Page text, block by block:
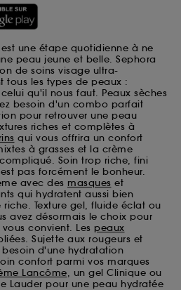
une étape quotidienne à ne
peau jeune et belle. Sephora
de soins visage ultra-
tous les types de peaux :
qu'il nous faut. Peaux sèches
besoin d'un combo parfait
pour retrouver une peau
riches et complètes à
qui vous offrira un confort
à grasses et la crème
Soin trop riche, fini
pas forcément le bonheur.
avec des masques et
qui hydratent aussi bien
Texture gel, fluide éclat ou
avez désormais le choix pour
convient. Les peaux
Sujette aux rougeurs et
d'une hydratation
confort parmi vos marques
Lancôme, un gel Clinique ou
Lauder pour une peau hydratée